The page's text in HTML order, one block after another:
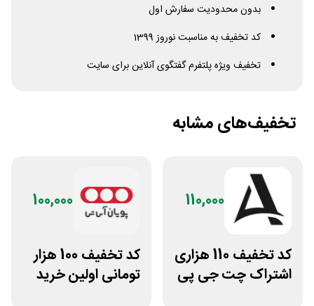
بدون محدودیت سفارش اول
کد تخفیف به مناسبت نوروز 1399
تخفیف ویژه پلتفرم گفتگوی آنلاین برای سایت
تخفیف‌های مشابه
110,000
کد تخفیف 110 هزاری
اشتراک چت جی پی
100,000
کد تخفیف 100 هزار
تومانی اولین خرید